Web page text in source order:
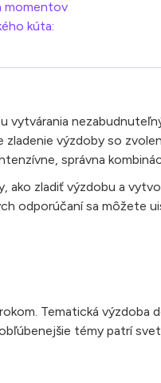
momentov
kúta:
zladenie výzdoby so
správna
ako zladiť výzdobu a
odporúčaní sa môžete
Tematická
témy patrí